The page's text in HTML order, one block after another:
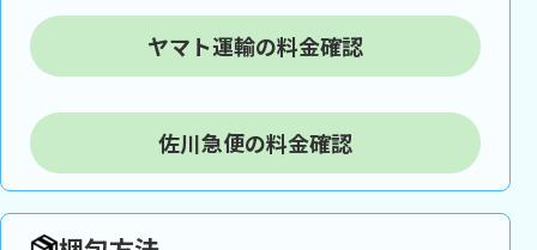
ヤマト運輸の料金確認
佐川急便の料金確認